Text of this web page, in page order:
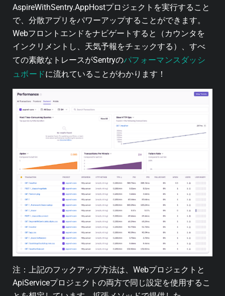
AspireWithSentry.AppHostプロジェクトを実行すること
で、分散アプリをパワーアップすることができます。
Webフロントエンドをナビゲートすると（カウンタを
インクリメントし、天気予報をチェックする）、すべ
ての素敵なトレースがSentryのパフォーマンスダッシ
ュボードに流れていることがわかります！
注：上記のフックアップ方法は、Webプロジェクトと
ApiServiceプロジェクトの両方で同じ設定を使用するこ